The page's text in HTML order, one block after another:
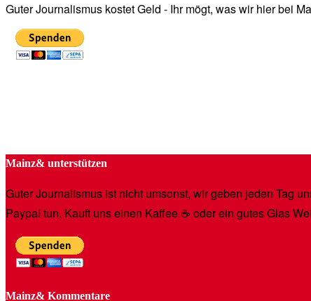
Guter Journalismus kostet Geld - Ihr mögt, was wir hier bei
Mainz& unterstützen
Guter Journalismus ist nicht umsonst, wir geben jeden Tag
Paypal tun. Kauft uns einen Kaffee ☕️ oder ein gutes Glas
Mainz& Kommentare